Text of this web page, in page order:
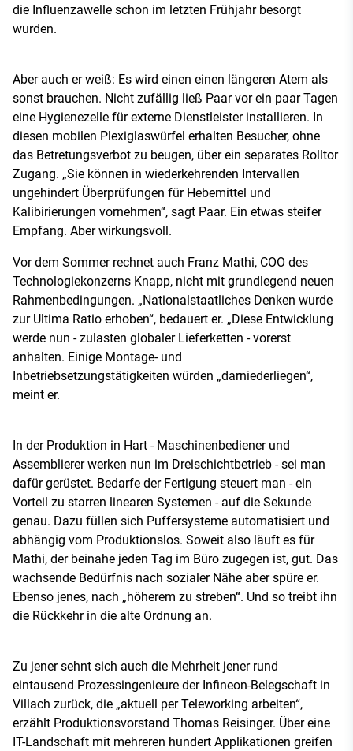
die Influenzawelle schon im letzten Frühjahr besorgt
wurden.
Aber auch er weiß: Es wird einen einen längeren Atem als
sonst brauchen. Nicht zufällig ließ Paar vor ein paar Tagen
eine Hygienezelle für externe Dienstleister installieren. In
diesen mobilen Plexiglaswürfel erhalten Besucher, ohne
das Betretungsverbot zu beugen, über ein separates Rolltor
Zugang. „Sie können in wiederkehrenden Intervallen
ungehindert Überprüfungen für Hebemittel und
Kalibirierungen vornehmen“, sagt Paar. Ein etwas steifer
Empfang. Aber wirkungsvoll.
Vor dem Sommer rechnet auch Franz Mathi, COO des
Technologiekonzerns Knapp, nicht mit grundlegend neuen
Rahmenbedingungen. „Nationalstaatliches Denken wurde
zur Ultima Ratio erhoben“, bedauert er. „Diese Entwicklung
werde nun - zulasten globaler Lieferketten - vorerst
anhalten. Einige Montage- und
Inbetriebsetzungstätigkeiten würden „darniederliegen“,
meint er.
In der Produktion in Hart - Maschinenbediener und
Assemblierer werken nun im Dreischichtbetrieb - sei man
dafür gerüstet. Bedarfe der Fertigung steuert man - ein
Vorteil zu starren linearen Systemen - auf die Sekunde
genau. Dazu füllen sich Puffersysteme automatisiert und
abhängig vom Produktionslos. Soweit also läuft es für
Mathi, der beinahe jeden Tag im Büro zugegen ist, gut. Das
wachsende Bedürfnis nach sozialer Nähe aber spüre er.
Ebenso jenes, nach „höherem zu streben“. Und so treibt ihn
die Rückkehr in die alte Ordnung an.
Zu jener sehnt sich auch die Mehrheit jener rund
eintausend Prozessingenieure der Infineon-Belegschaft in
Villach zurück, die „aktuell per Teleworking arbeiten“,
erzählt Produktionsvorstand Thomas Reisinger. Über eine
IT-Landschaft mit mehreren hundert Applikationen greifen